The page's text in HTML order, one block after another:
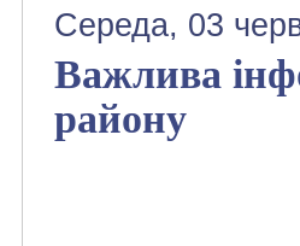
Середа, 03
Важлива
району